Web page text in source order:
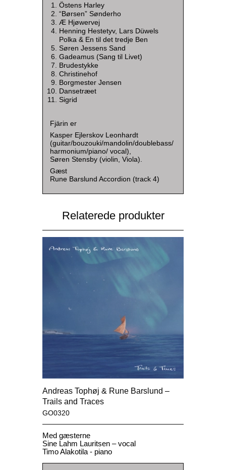
Östens Harley
“Børsen” Sønderho
Æ Hjøwervej
Henning Hestetyv, Lars Düwels
Polka & En til det tredje Ben
Søren Jessens Sand
Gadeamus (Sang til Livet)
Brudestykke
Christinehof
Borgmester Jensen
Dansetræet
Sigrid
Fjärin er
Kasper Ejlerskov Leonhardt
(guitar/bouzouki/mandolin/doublebass/
harmonium/piano/ vocal),
Søren Stensby (violin, Viola).
Gæst
Rune Barslund Accordion (track 4)
Relaterede produkter
Andreas Tophøj & Rune Barslund –
Trails and Traces
GO0320
Med gæsterne
Sine Lahm Lauritsen – vocal
Timo Alakotila - piano